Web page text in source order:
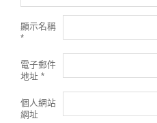
顯示名稱
*
電子郵件
地址 *
個人網站
網址